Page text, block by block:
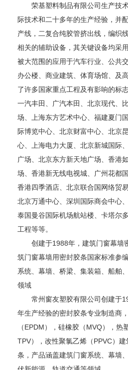
荣基塑料制品有限公司生产技术
际技术和二十多年的生产经验，并
产线，二复合纯胶管挤出线，编织
相关的辅助设备，其关键设备均采
被大范围的应用于汽车行业、公共
办公楼、商业建筑、体育场馆、及
了许多国家重点工程及有影响的标
一汽丰田、广汽本田、北京现代、
场、上海东方艺术中心、福建夏门
际博览中心、北京财富中心、北京
心、上海电力大厦、北京新城国际
广场、北京东方新天地广场、香港
场、香港新无线电视城、广州花都
香港四季酒店、北京联合国网络贸
北京万通中心、深圳国际商会中心
泰国曼谷国际机场航站楼、卡塔尔
工程等等。
创建于1988年，建筑门窗幕墙
筑门窗幕墙用密封胶条国家标准参
系统、幕墙、桥梁、集装箱、船舶
领域
常州窗友塑胶有限公司创建于
年生产经验的密封胶条专业制造商
（EPDM），硅橡胶（MVQ），热
TPV），改性聚氯乙烯（PPVC）
条，产品涵盖建筑门窗系统、幕墙